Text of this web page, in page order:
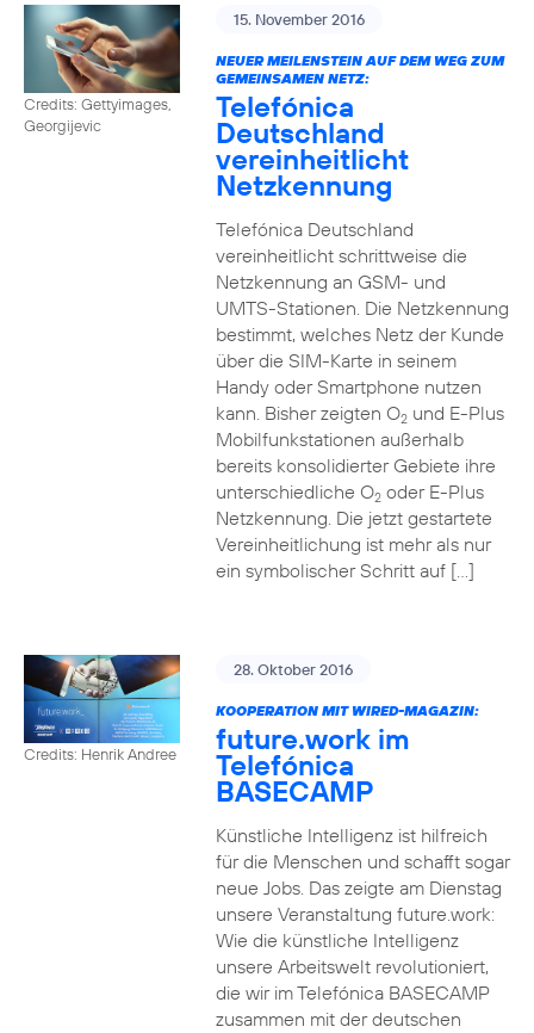
Credits: Gettyimages,
Georgijevic
15. November 2016
NEUER MEILENSTEIN AUF DEM WEG ZUM
GEMEINSAMEN NETZ:
Telefónica
Deutschland
vereinheitlicht
Netzkennung
Telefónica Deutschland
vereinheitlicht schrittweise die
Netzkennung an GSM- und
UMTS-Stationen. Die Netzkennung
bestimmt, welches Netz der Kunde
über die SIM-Karte in seinem
Handy oder Smartphone nutzen
kann. Bisher zeigten O2und E-Plus
Mobilfunkstationen außerhalb
bereits konsolidierter Gebiete ihre
unterschiedliche O2oder E-Plus
Netzkennung. Die jetzt gestartete
Vereinheitlichung ist mehr als nur
ein symbolischer Schritt auf […]
Credits: Henrik Andree
28. Oktober 2016
KOOPERATION MIT WIRED-MAGAZIN:
future.work im
Telefónica
BASECAMP
Künstliche Intelligenz ist hilfreich
für die Menschen und schafft sogar
neue Jobs. Das zeigte am Dienstag
unsere Veranstaltung future.work:
Wie die künstliche Intelligenz
unsere Arbeitswelt revolutioniert,
die wir im Telefónica BASECAMP
zusammen mit der deutschen